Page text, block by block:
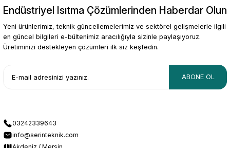
Endüstriyel Isıtma Çözümlerinden Haberdar Olun
Yeni ürünlerimiz, teknik güncellemelerimiz ve sektörel gelişmelerle ilgili
en güncel bilgileri e-bültenimiz aracılığıyla sizinle paylaşıyoruz.
Üretiminizi destekleyen çözümleri ilk siz keşfedin.
ABONE OL
03242339643
info@serinteknik.com